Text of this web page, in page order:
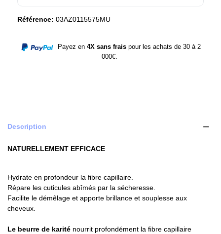
Référence: 03AZ0115575MU
Payez en 4X sans fraispour les achats de 30 à 2
000€.
Description
NATURELLEMENT EFFICACE
Hydrate en profondeur la fibre capillaire.
Répare les cuticules abîmés par la sécheresse.
Facilite le démêlage et apporte brillance et souplesse aux
cheveux.
Le beurre de karité nourrit profondément la fibre capillaire